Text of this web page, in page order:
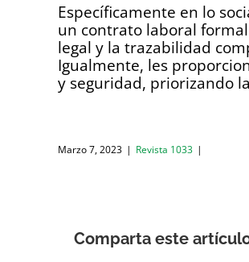
Específicamente en lo
un contrato laboral
legal y la trazabilidad
Igualmente, les
y seguridad, priorizando
Marzo 7, 2023 | Revista 1033 |
Comparta este